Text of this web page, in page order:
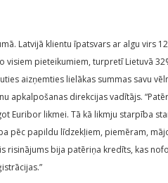
Latvijā klientu īpatsvars ar algu virs
visiem pieteikumiem, turpretī Lietuvā
aizņemties lielākas summas savu
apkalpošanas direkcijas vadītājs.
Euribor likmei. Tā kā likmju starpība
pēc papildu līdzekļiem, piemēram,
risinājums bija patēriņa kredīts, kas